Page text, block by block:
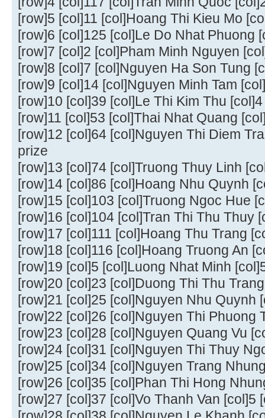
[row]5 [col]11 [col]Hoang Thi Kieu Mo
[row]6 [col]125 [col]Le Do Nhat Phuong
[row]7 [col]2 [col]Pham Minh Nguyen
[row]8 [col]7 [col]Nguyen Ha Son Tung
[row]9 [col]14 [col]Nguyen Minh Tam
[row]10 [col]39 [col]Le Thi Kim Thu
[row]11 [col]53 [col]Thai Nhat Quang
[row]12 [col]64 [col]Nguyen Thi Diem
prize
[row]13 [col]74 [col]Truong Thuy Linh
[row]14 [col]86 [col]Hoang Nhu Quynh
[row]15 [col]103 [col]Truong Ngoc Hue
[row]16 [col]104 [col]Tran Thi Thu Thuy
[row]17 [col]111 [col]Hoang Thu Trang
[row]18 [col]116 [col]Hoang Truong An
[row]19 [col]5 [col]Luong Nhat Minh
[row]20 [col]23 [col]Duong Thi Thu
[row]21 [col]25 [col]Nguyen Nhu Quynh
[row]22 [col]26 [col]Nguyen Thi Phuong
[row]23 [col]28 [col]Nguyen Quang Vu
[row]24 [col]31 [col]Nguyen Thi Thuy
[row]25 [col]34 [col]Nguyen Trang
[row]26 [col]35 [col]Phan Thi Hong
[row]27 [col]37 [col]Vo Thanh Van [col]5